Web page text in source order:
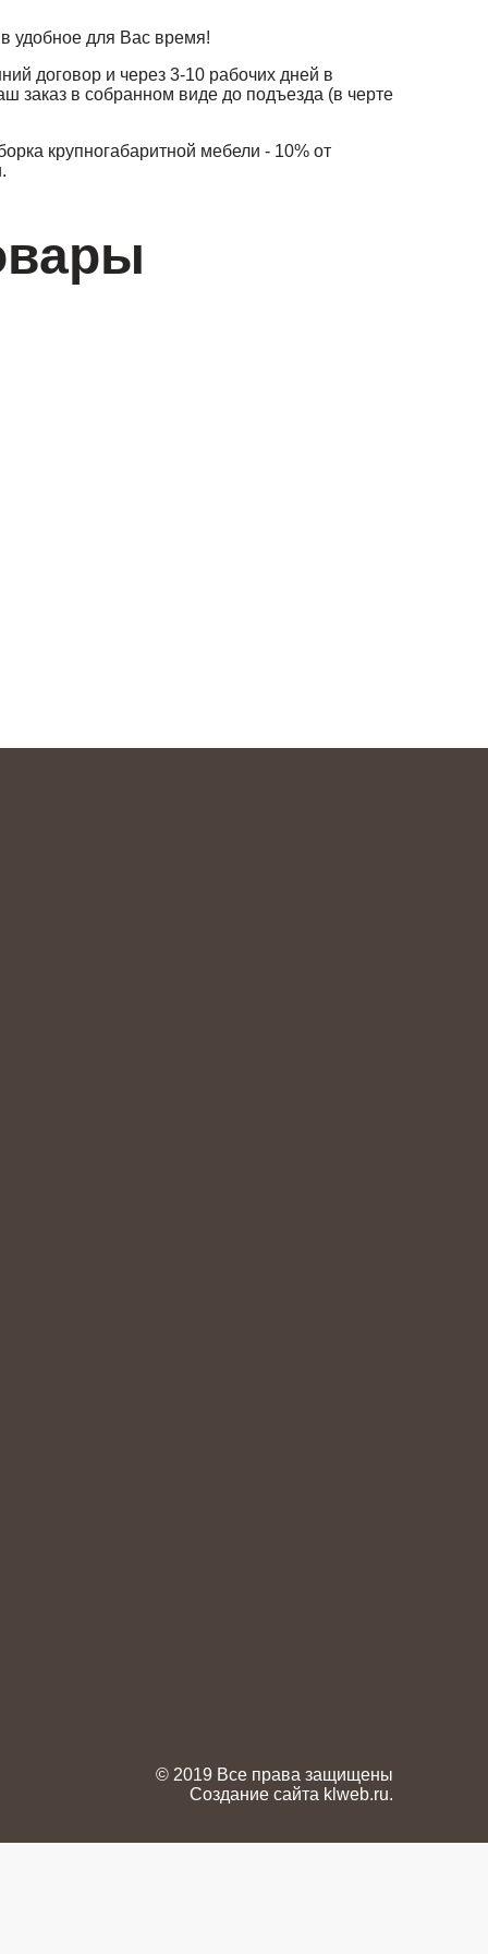
для Вас время!
договор и через 3-10 рабочих дней в
заказ в собранном виде до подъезда (в черте
крупногабаритной мебели - 10% от
© 2019 Все права защищены
Создание сайта klweb.ru.